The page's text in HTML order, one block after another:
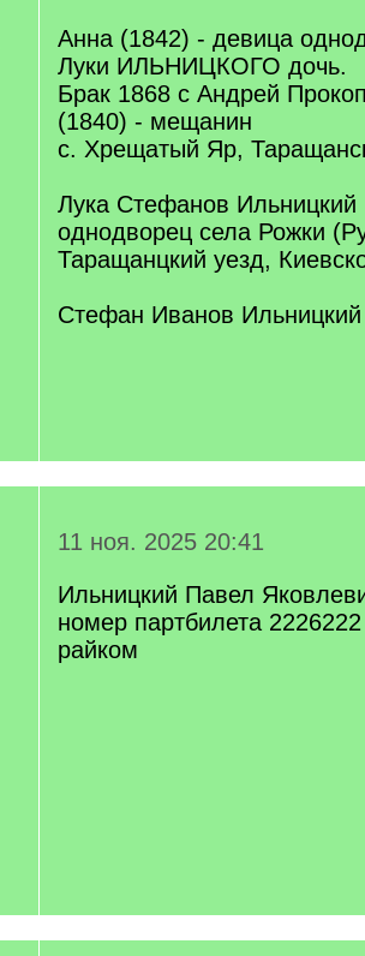
Анна (1842) - девица
Луки ИЛЬНИЦКОГО дочь.
Брак 1868 с Андрей
(1840) - мещанин
с. Хрещатый Яр,
Лука Стефанов Ильницкий
однодворец села Рожки
Таращанцкий уезд,
Стефан Иванов Ильницкий
11 ноя. 2025 20:41
Ильницкий Павел
номер партбилета
райком